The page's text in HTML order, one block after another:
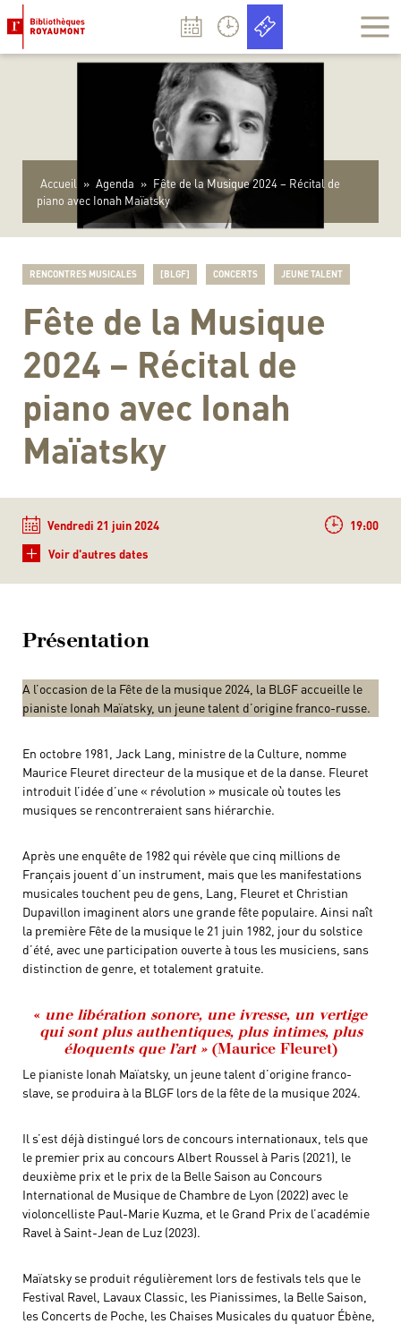
Accueil » Agenda » Fête de la Musique 2024 – Récital de
piano avec Ionah Maïatsky
RENCONTRES MUSICALES [BLGF] CONCERTS JEUNE TALENT
Fête de la Musique
2024 – Récital de
piano avec Ionah
Maïatsky
Vendredi 21 juin 2024 19:00
+ Voir d'autres dates
Présentation
A l’occasion de la Fête de la musique 2024, la BLGF accueille le
pianiste Ionah Maïatsky, un jeune talent d’origine franco-russe.
En octobre 1981, Jack Lang, ministre de la Culture, nomme
Maurice Fleuret directeur de la musique et de la danse. Fleuret
introduit l’idée d’une « révolution » musicale où toutes les
musiques se rencontreraient sans hiérarchie.
Après une enquête de 1982 qui révèle que cinq millions de
Français jouent d’un instrument, mais que les manifestations
musicales touchent peu de gens, Lang, Fleuret et Christian
Dupavillon imaginent alors une grande fête populaire. Ainsi naît
la première Fête de la musique le 21 juin 1982, jour du solstice
d’été, avec une participation ouverte à tous les musiciens, sans
distinction de genre, et totalement gratuite.
« une libération sonore, une ivresse, un vertige
qui sont plus authentiques, plus intimes, plus
éloquents que l’art »(Maurice Fleuret)
Le pianiste Ionah Maïatsky, un jeune talent d’origine franco-
slave, se produira à la BLGF lors de la fête de la musique 2024.
Il s’est déjà distingué lors de concours internationaux, tels que
le premier prix au concours Albert Roussel à Paris (2021), le
deuxième prix et le prix de la Belle Saison au Concours
International de Musique de Chambre de Lyon (2022) avec le
violoncelliste Paul-Marie Kuzma, et le Grand Prix de l’académie
Ravel à Saint-Jean de Luz (2023).
Maïatsky se produit régulièrement lors de festivals tels que le
Festival Ravel, Lavaux Classic, les Pianissimes, la Belle Saison,
les Concerts de Poche, les Chaises Musicales du quatuor Ébène,
Panneau de gestion des cookies